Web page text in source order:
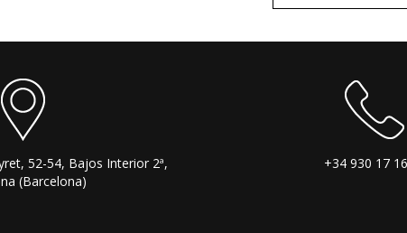
52-54, Bajos Interior 2ª,
(Barcelona)
+34 930 17